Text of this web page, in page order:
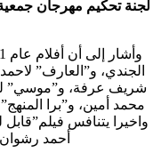
لجنة تحكيم مهرجان جمعية
الجندي، و”العارف”
محمد أمين، و”برا
واخيرا يتنافس
أحمد